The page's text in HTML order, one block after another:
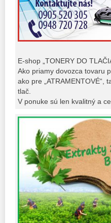
E-shop „TONERY DO
Ako priamy dovozca tovaru
ako pre „ATRAMENTOVÉ“,
tlač.
V ponuke sú len kvalitný a